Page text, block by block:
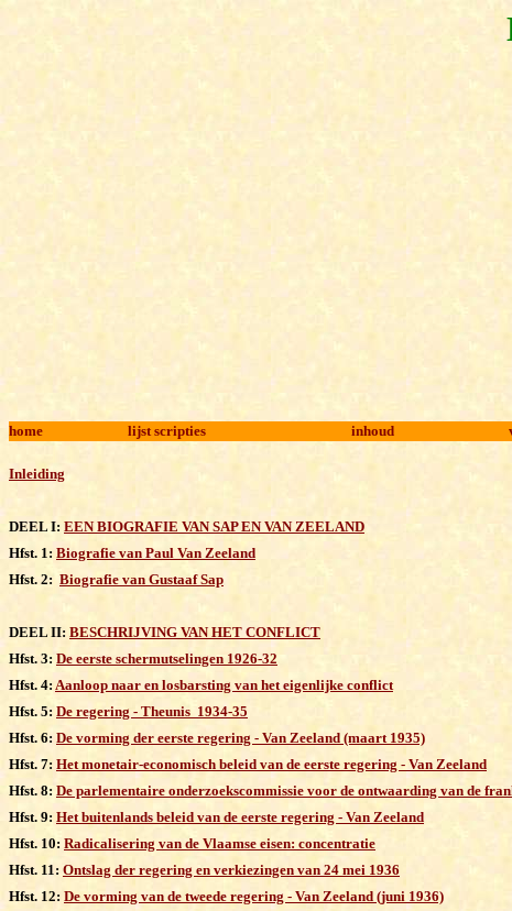
home lijst scripties inhoud
Inleiding
DEEL I: EEN BIOGRAFIE VAN SAP EN VAN ZEELAND
Hfst. 1: Biografie van Paul Van Zeeland
Hfst. 2: Biografie van Gustaaf Sap
DEEL II: BESCHRIJVING VAN HET CONFLICT
Hfst. 3: De eerste schermutselingen 1926-32
Hfst. 4: Aanloop naar en losbarsting van het eigenlijke conflict
Hfst. 5: De regering - Theunis 1934-35
Hfst. 6: De vorming der eerste regering - Van Zeeland (maart 1935)
Hfst. 7: Het monetair-economisch beleid van de eerste regering - Van Zeeland
Hfst. 8: De parlementaire onderzoekscommissie voor de ontwaarding van de
Hfst. 9: Het buitenlands beleid van de eerste regering - Van Zeeland
Hfst. 10: Radicalisering van de Vlaamse eisen: concentratie
Hfst. 11: Ontslag der regering en verkiezingen van 24 mei 1936
Hfst. 12: De vorming van de tweede regering - Van Zeeland (juni 1936)